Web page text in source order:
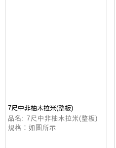
7尺中非柚木拉米(整板)
品名: 7尺中非柚木拉米(整板)
規格：如圖所示